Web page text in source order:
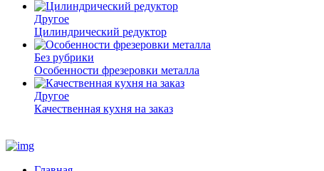
Другое
Цилиндрический редуктор
Без рубрики
Особенности фрезеровки металла
Другое
Качественная кухня на заказ